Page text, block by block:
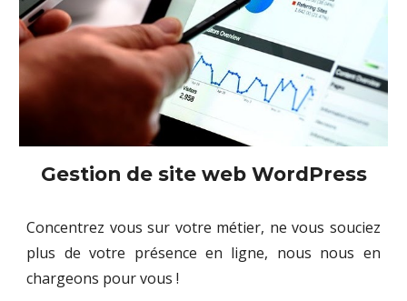
Gestion de site web WordPress
Concentrez vous sur votre métier, ne vous souciez
plus de votre présence en ligne, nous nous en
chargeons pour vous !